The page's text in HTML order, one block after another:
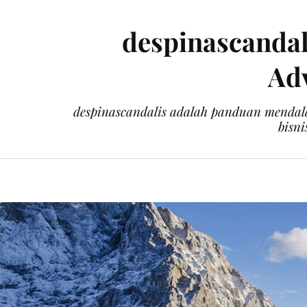
despinascandalis adalah panduan